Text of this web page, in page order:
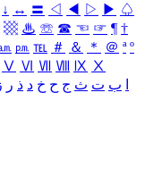
↓ ↔ 〓 ◁ ◀ ▷ ▶ ♤
▩ ♨ ☏ ☎ ☜ ☞ ¶ †
㏘ ℡ ＃ ＆ ＊ ＠ ª º
Ⅴ Ⅵ Ⅶ Ⅷ Ⅸ Ⅹ
ب ت ث ج ح خ د ذ ر ز